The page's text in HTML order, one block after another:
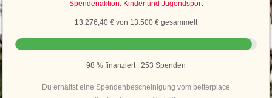
Spendenaktion: Kinder und Jugendsport
13.276,40 € von 13.500 € gesammelt
98 % finanziert | 253 Spenden
Du erhältst eine Spendenbescheinigung vom betterplace